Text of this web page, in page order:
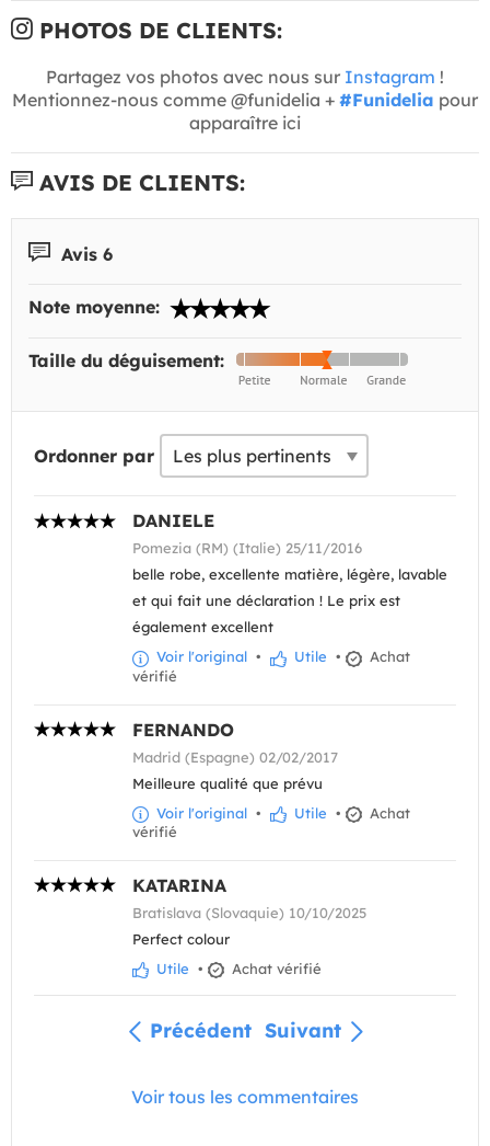
PHOTOS DE CLIENTS:
Partagez vos photos avec nous sur Instagram !
Mentionnez-nous comme @funidelia + #Funidelia pour
apparaître ici
AVIS DE CLIENTS:
Avis 6
Note moyenne:
Taille du déguisement:
Ordonner par
DANIELE
Pomezia (RM) (Italie) 25/11/2016
belle robe, excellente matière, légère, lavable
et qui fait une déclaration ! Le prix est
également excellent
Voir l'original • Utile •
Achat
vérifié
FERNANDO
Madrid (Espagne) 02/02/2017
Meilleure qualité que prévu
Voir l'original • Utile •
Achat
vérifié
KATARINA
Bratislava (Slovaquie) 10/10/2025
Perfect colour
Utile • Achat vérifié
Précédent Suivant
Voir tous les commentaires